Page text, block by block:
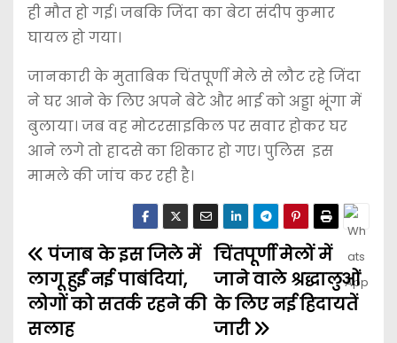
ही मौत हो गई। जबकि जिंदा का बेटा संदीप कुमार
घायल हो गया।
जानकारी के मुताबिक चिंतपूर्णी मेले से लौट रहे जिंदा
ने घर आने के लिए अपने बेटे और भाई को अड्डा भूंगा में
बुलाया। जब वह मोटरसाइकिल पर सवार होकर घर
आने लगे तो हादसे का शिकार हो गए। पुलिस इस
मामले की जांच कर रही है।
चिंतपूर्णी मेलों में
जाने वाले श्रद्धालुओं
के लिए नई हिदायतें
जारी
पंजाब के इस जिले में
लागू हुईं नई पाबंदियां,
लोगों को सतर्क रहने की
सलाह